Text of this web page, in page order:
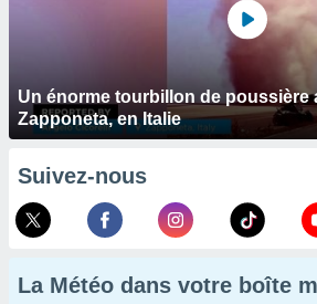
Un énorme tourbillon de poussière
Zapponeta, en Italie
Suivez-nous
La Météo dans votre boîte